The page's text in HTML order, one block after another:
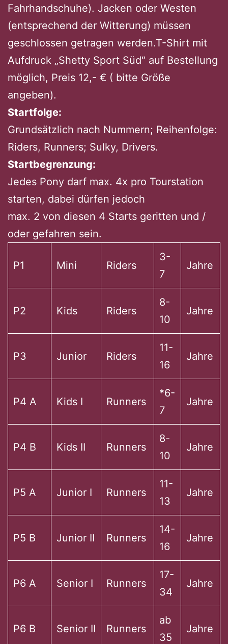
Fahrhandschuhe). Jacken oder Westen
(entsprechend der Witterung) müssen
geschlossen getragen werden.T-Shirt mit
Aufdruck „Shetty Sport Süd“ auf Bestellung
möglich, Preis 12,- € ( bitte Größe
angeben).
Startfolge:
Grundsätzlich nach Nummern; Reihenfolge:
Riders, Runners; Sulky, Drivers.
Startbegrenzung:
Jedes Pony darf max. 4x pro Tourstation
starten, dabei dürfen jedoch
max. 2 von diesen 4 Starts geritten und /
oder gefahren sein.
P1 Mini Riders
3-
7
Jahre
P2 Kids Riders
8-
10
Jahre
P3 Junior Riders
11-
16
Jahre
P4 A Kids I Runners
*6-
7
Jahre
P4 B Kids II Runners
8-
10
Jahre
P5 A Junior I Runners
11-
13
Jahre
P5 B Junior II Runners
14-
16
Jahre
P6 A Senior I Runners
17-
34
Jahre
P6 B Senior II Runners
ab
35
Jahre